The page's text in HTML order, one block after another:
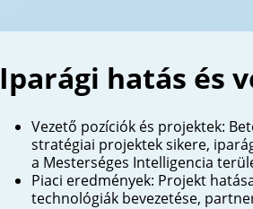
Iparági hatás és
Vezető pozíciók és projektek:
stratégiai projektek sikere,
a Mesterséges Intelligencia
Piaci eredmények: Projekt
technológiák bevezetése,